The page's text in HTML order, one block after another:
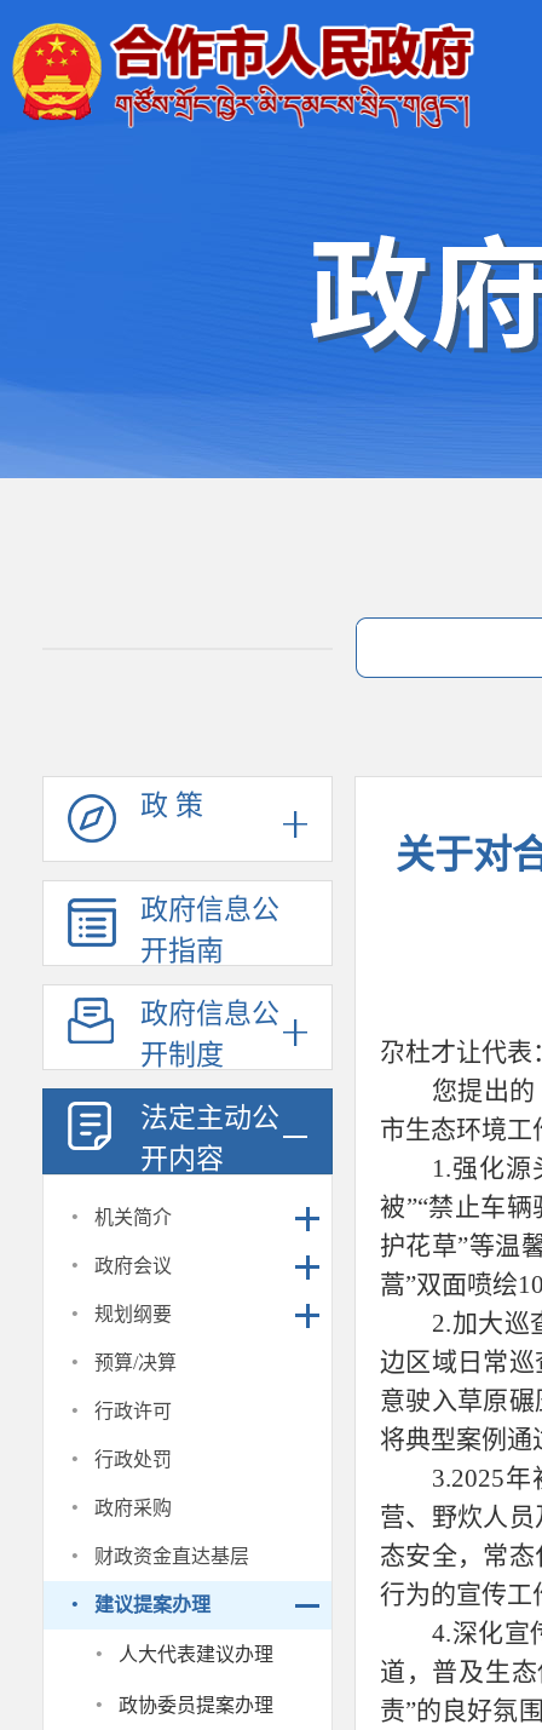
政 策
政府信息公
开指南
政府信息公
开制度
法定主动公
开内容
· 机关简介
· 政府会议
· 规划纲要
· 预算/决算
· 行政许可
· 行政处罚
· 政府采购
· 财政资金直达基层
· 建议提案办理
· 人大代表建议办理
· 政协委员提案办理
关于对
尕杜才让代表
您提出
市生态环境工
1.强化源
被”“禁止车
护花草”等温
蒿”双面喷绘
2.加大巡
边区域日常
意驶入草原
将典型案例通
3.2025
营、野炊人
态安全，常
行为的宣传工
4.深化宣
道，普及生
责”的良好氛